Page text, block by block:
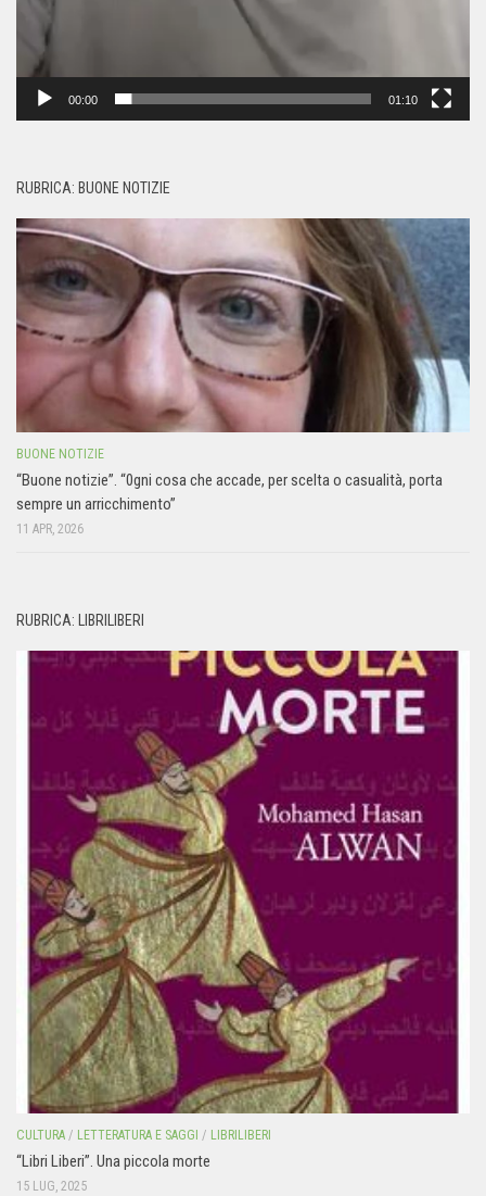
00:00 01:10
RUBRICA: BUONE NOTIZIE
BUONE NOTIZIE
“Buone notizie”. “0gni cosa che accade, per scelta o casualità, porta
sempre un arricchimento”
11 APR, 2026
RUBRICA: LIBRILIBERI
CULTURA / LETTERATURA E SAGGI / LIBRILIBERI
“Libri Liberi”. Una piccola morte
15 LUG, 2025